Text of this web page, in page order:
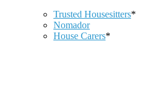
Trusted Housesitters*
Nomador
House Carers*